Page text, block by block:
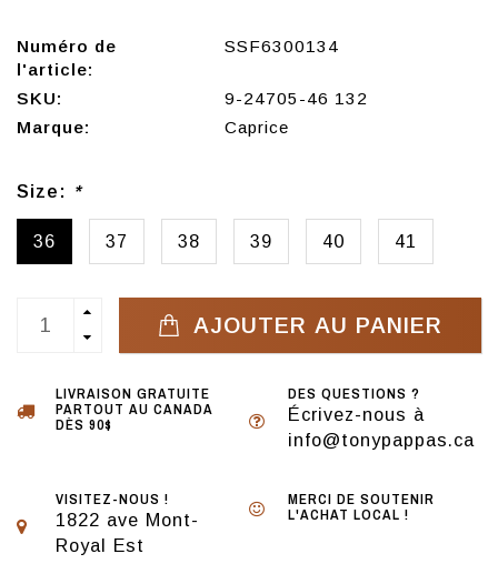
Numéro de
l'article:
SSF6300134
SKU:
9-24705-46 132
Marque:
Caprice
Size: *
36 37 38 39 40 41
AJOUTER AU PANIER
LIVRAISON GRATUITE
PARTOUT AU CANADA
DÈS 90$
DES QUESTIONS ?
Écrivez-nous à
info@tonypappas.ca
VISITEZ-NOUS !
1822 ave Mont-
Royal Est
MERCI DE SOUTENIR
L'ACHAT LOCAL !